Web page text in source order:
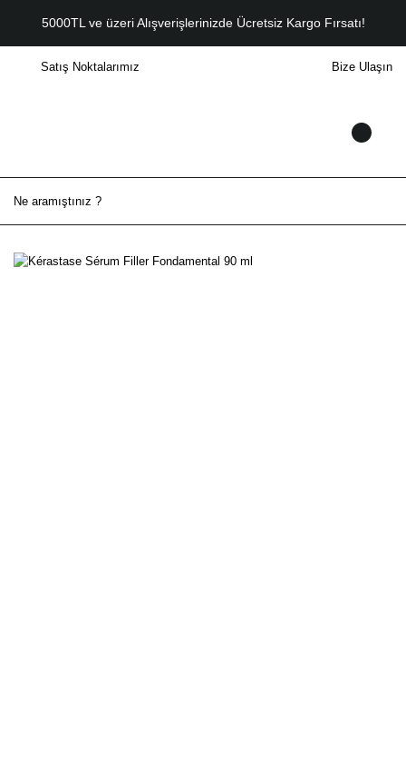
5000TL ve üzeri Alışverişlerinizde Ücretsiz Kargo Fırsatı!
Satış Noktalarımız Bize Ulaşın